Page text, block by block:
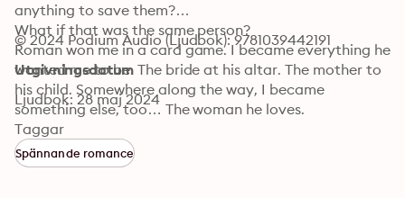
anything to save them?
What if that was the same person?
Roman won me in a card game. I became everything he
wanted me to be. The bride at his altar. The mother to
his child. Somewhere along the way, I became
something else, too… The woman he loves.
I don't know if I can truly love a monster back. But I
don't think he'll give me a choice. And with our child on
the line… The stakes have never been higher.
© 2024 Podium Audio (Ljudbok): 9781039442191
Utgivningsdatum
Ljudbok: 28 maj 2024
Taggar
Spännande romance